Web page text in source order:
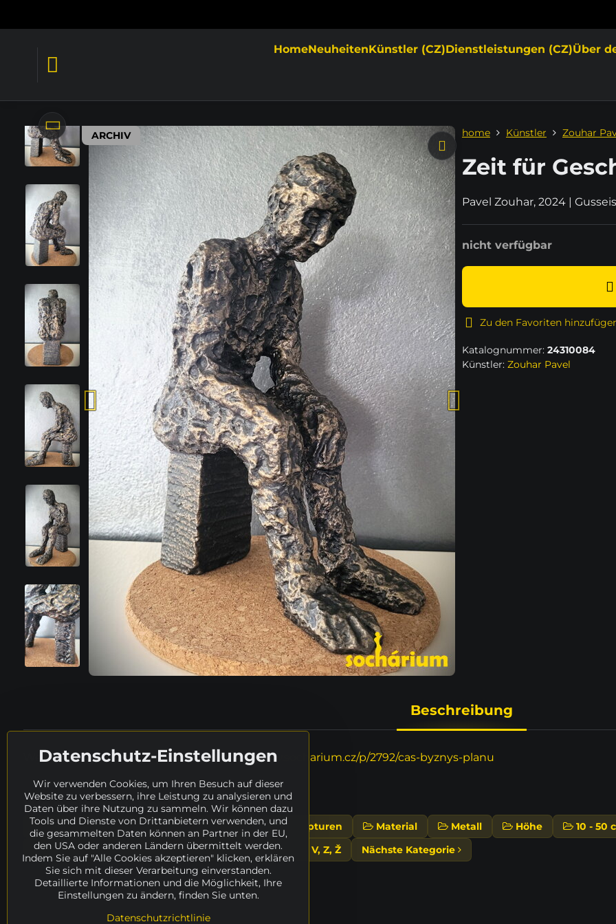
HomeNeuheitenKünstler (CZ)Dienstleistungen (CZ)Über
ARCHIV home Künstler Zouhar
Zeit für
Pavel Zouhar, 2024 |
nicht verfügbar
Zu den Favoriten
Katalognummer: 24310084
Künstler: Zouhar Pavel
Beschreibung
Weitere Details in tschechischer Sprache:www.socharium.cz/p/2792/cas-byznys-planu
Wo weiter suchen?
Zouhar Pavel Suche Katalog Skulpturen Material Metall Höhe
10 - 50
Verfügbarkeit
ARCHIV Künstler T, V, Z, Ž Nächste Kategorie
Datenschutz-Einstellungen
Wir verwenden Cookies, um Ihren Besuch auf dieser
Website zu verbessern, ihre Leistung zu analysieren und
Daten über ihre Nutzung zu sammeln. Wir können dazu
Tools und Dienste von Drittanbietern verwenden, und
die gesammelten Daten können an Partner in der EU,
den USA oder anderen Ländern übermittelt werden.
Indem Sie auf "Alle Cookies akzeptieren" klicken, erklären
Sie sich mit dieser Verarbeitung einverstanden.
Detaillierte Informationen und die Möglichkeit, Ihre
Einstellungen zu ändern, finden Sie unten.
Datenschutzrichtlinie